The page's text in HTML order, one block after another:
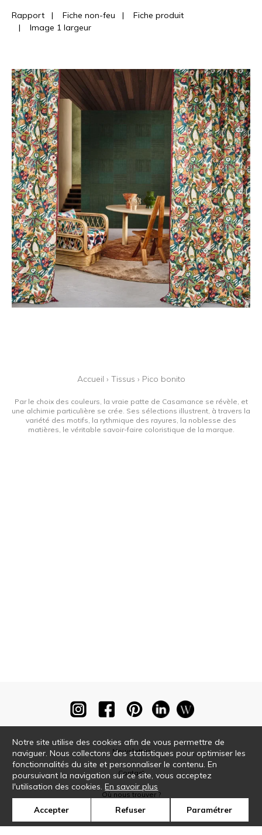
Rapport | Fiche non-feu |
Fiche produit
| Image 1 largeur
Accueil › Tissus › Pico bonito
Par le choix des couleurs, la vraie patte de Casamance se révèle, et
une alchimie particulière se crée. Ses sélections illustrent, à travers la
variété des motifs, la rythmique des rayures, la noblesse des
matières, le véritable savoir-faire coloristique de la marque.
Newsletter
Contact
Où nous trouver ?
Notre site utilise des cookies afin de vous permettre de
naviguer. Nous collectons des statistiques pour optimiser les
fonctionnalités du site et personnaliser le contenu. En
poursuivant la navigation sur ce site, vous acceptez
l'utilisation des cookies.En savoir plus
Accepter Refuser Paramétrer